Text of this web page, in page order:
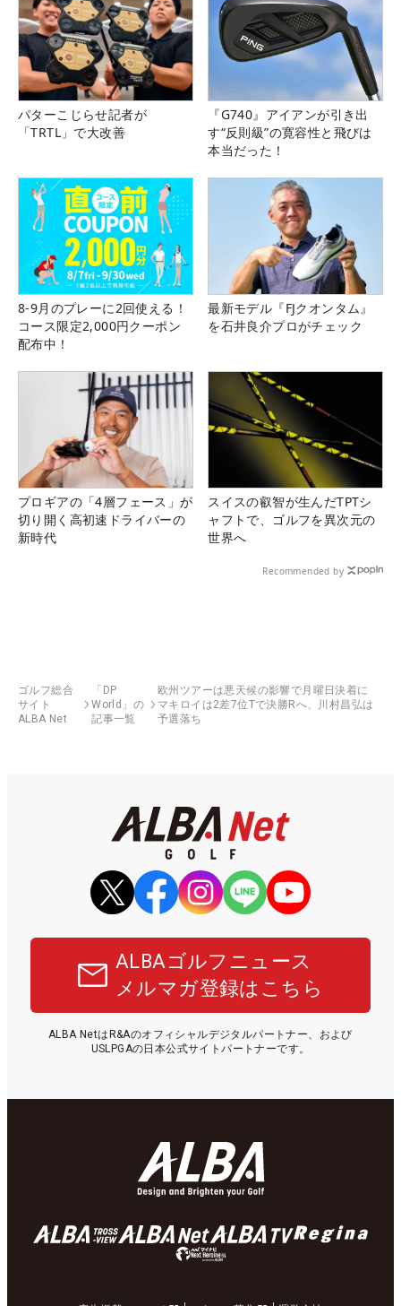
パターこじらせ記者が
「TRTL」で大改善
『G740』アイアンが引き出
す“反則級”の寛容性と飛びは
本当だった！
8-9月のプレーに2回使える！
コース限定2,000円クーポン
配布中！
最新モデル『FJクオンタム』
を石井良介プロがチェック
プロギアの「4層フェース」が
切り開く高初速ドライバーの
新時代
スイスの叡智が生んだTPTシ
ャフトで、ゴルフを異次元の
世界へ
Recommended by
ゴルフ総合
サイト
ALBA Net
「DP
World」の
記事一覧
欧州ツアーは悪天候の影響で月曜日決着に
マキロイは2差7位Tで決勝Rへ、川村昌弘は
予選落ち
ALBAゴルフニュース
メルマガ登録はこちら
ALBA NetはR&Aのオフィシャルデジタルパートナー、および
USLPGAの日本公式サイトパートナーです。